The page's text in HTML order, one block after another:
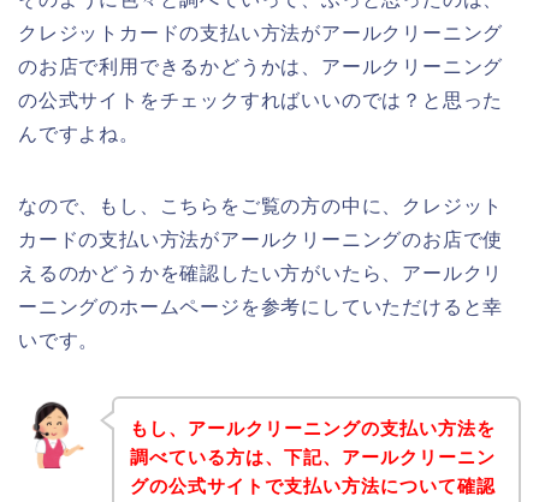
クレジットカードの支払い方法がアールクリーニング
のお店で利用できるかどうかは、アールクリーニング
の公式サイトをチェックすればいいのでは？と思った
んですよね。
なので、もし、こちらをご覧の方の中に、クレジット
カードの支払い方法がアールクリーニングのお店で使
えるのかどうかを確認したい方がいたら、アールクリ
ーニングのホームページを参考にしていただけると幸
いです。
もし、アールクリーニングの支払い方法を
調べている方は、下記、アールクリーニン
グの公式サイトで支払い方法について確認